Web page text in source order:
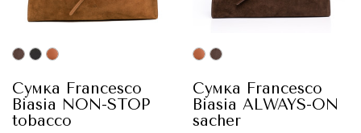
Сумка Francеsco
Biasia NON-STOP
tobacco
Сумка Francesco
Biasia ALWAYS-ON
sacher